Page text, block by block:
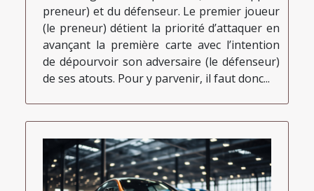
preneur) et du défenseur. Le premier joueur
(le preneur) détient la priorité d’attaquer en
avançant la première carte avec l’intention
de dépourvoir son adversaire (le défenseur)
de ses atouts. Pour y parvenir, il faut donc...